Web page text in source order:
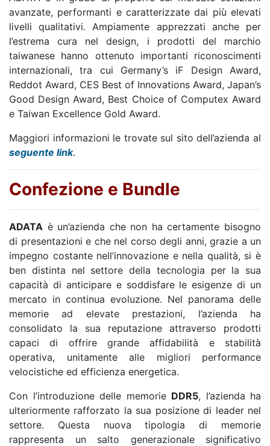
avanzate, performanti e caratterizzate dai più elevati
livelli qualitativi. Ampiamente apprezzati anche per
l’estrema cura nel design, i prodotti del marchio
taiwanese hanno ottenuto importanti riconoscimenti
internazionali, tra cui Germany’s iF Design Award,
Reddot Award, CES Best of Innovations Award, Japan’s
Good Design Award, Best Choice of Computex Award
e Taiwan Excellence Gold Award.
Maggiori informazioni le trovate sul sito dell’azienda al
seguente link.
Confezione e Bundle
ADATA è un’azienda che non ha certamente bisogno
di presentazioni e che nel corso degli anni, grazie a un
impegno costante nell’innovazione e nella qualità, si è
ben distinta nel settore della tecnologia per la sua
capacità di anticipare e soddisfare le esigenze di un
mercato in continua evoluzione. Nel panorama delle
memorie ad elevate prestazioni, l’azienda ha
consolidato la sua reputazione attraverso prodotti
capaci di offrire grande affidabilità e stabilità
operativa, unitamente alle migliori performance
velocistiche ed efficienza energetica.
Con l’introduzione delle memorie DDR5, l’azienda ha
ulteriormente rafforzato la sua posizione di leader nel
settore. Questa nuova tipologia di memorie
rappresenta un salto generazionale significativo